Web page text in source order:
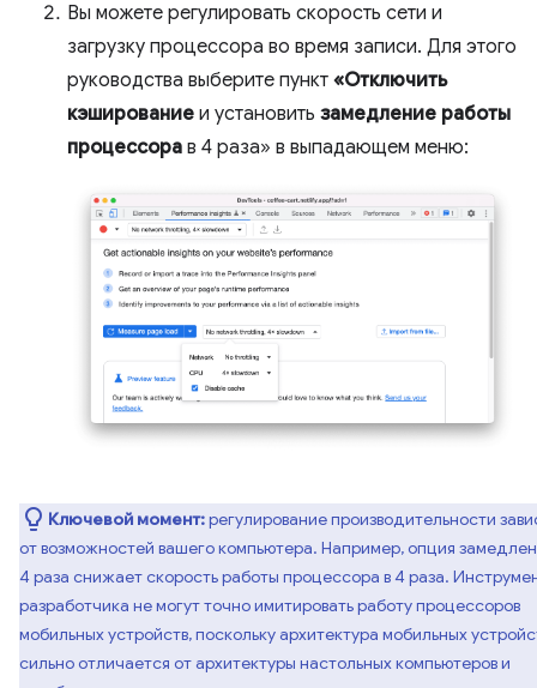
Вы можете регулировать скорость сети и
загрузку процессора во время записи. Для этого
руководства выберите пункт «Отключить
кэширование и установить замедление работы
процессора в 4 раза» в выпадающем меню:
Ключевой момент:регулирование производительности
от возможностей вашего компьютера. Например, опция
4 раза снижает скорость работы процессора в 4 раза.
разработчика не могут точно имитировать работу процессоров
мобильных устройств, поскольку архитектура мобильных
сильно отличается от архитектуры настольных компьютеров и